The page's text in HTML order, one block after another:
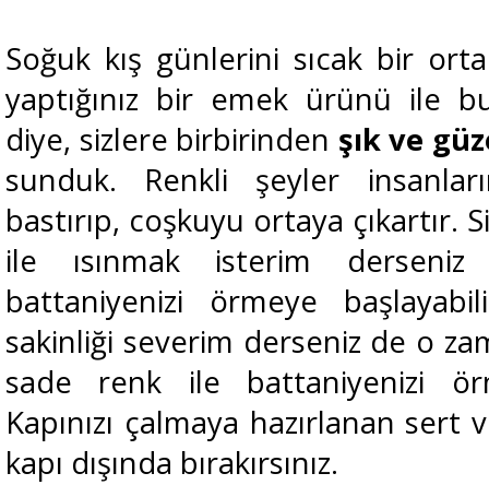
Soğuk kış günlerini sıcak bir
yaptığınız bir emek ürünü ile
diye, sizlere birbirinden şık ve
sunduk. Renkli şeyler
bastırıp, coşkuyu ortaya çıkartır.
ile ısınmak isterim derseniz
battaniyenizi örmeye
sakinliği severim derseniz de o
sade renk ile battaniyenizi
Kapınızı çalmaya hazırlanan sert
kapı dışında bırakırsınız.